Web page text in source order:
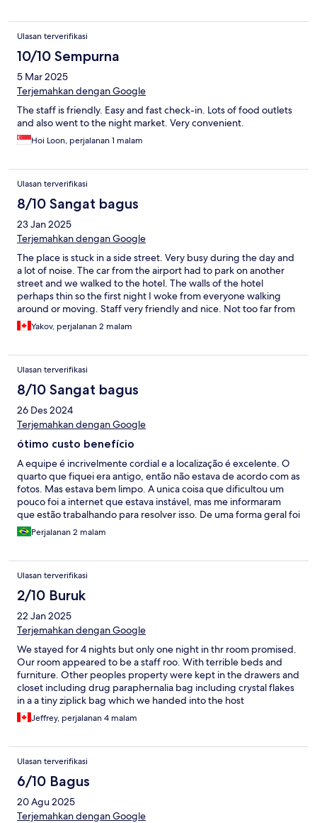
Ulasan terverifikasi
10/10 Sempurna
5 Mar 2025
Terjemahkan dengan Google
The staff is friendly. Easy and fast check-in. Lots of food outlets
and also went to the night market. Very convenient.
Hoi Loon, perjalanan 1 malam
Ulasan terverifikasi
8/10 Sangat bagus
23 Jan 2025
Terjemahkan dengan Google
The place is stuck in a side street. Very busy during the day and
a lot of noise. The car from the airport had to park on another
street and we walked to the hotel. The walls of the hotel
perhaps thin so the first night I woke from everyone walking
around or moving. Staff very friendly and nice. Not too far from
main places and very affordable.
Yakov, perjalanan 2 malam
Ulasan terverifikasi
8/10 Sangat bagus
26 Des 2024
Terjemahkan dengan Google
ótimo custo benefício
A equipe é incrivelmente cordial e a localização é excelente. O
quarto que fiquei era antigo, então não estava de acordo com as
fotos. Mas estava bem limpo. A unica coisa que dificultou um
pouco foi a internet que estava instável, mas me informaram
que estão trabalhando para resolver isso. De uma forma geral foi
tudo muito bem, com ótimo custo benefício.
Perjalanan 2 malam
Ulasan terverifikasi
2/10 Buruk
22 Jan 2025
Terjemahkan dengan Google
We stayed for 4 nights but only one night in thr room promised.
Our room appeared to be a staff roo. With terrible beds and
furniture. Other peoples property were kept in the drawers and
closet including drug paraphernalia bag including crystal flakes
in a a tiny ziplick bag which we handed into the host
immediately after finding it. There were two doors to the room
the main door was frosted glass which let in light from the
our side. It led to a different stairwell.. We asked to change
rooms everyday but did not until our last night. One of the hosts
refused to help us. Our last night was lovely. It took 5 days for
my back to stop hurting from the very bad mattress. We
enjoyed Hanoi very much but the hotel stay ruined the trip. I
hope the other 2 rooms on our floor enjoyed their stay. We
Jeffrey, perjalanan 4 malam
Ulasan terverifikasi
6/10 Bagus
20 Agu 2025
Terjemahkan dengan Google